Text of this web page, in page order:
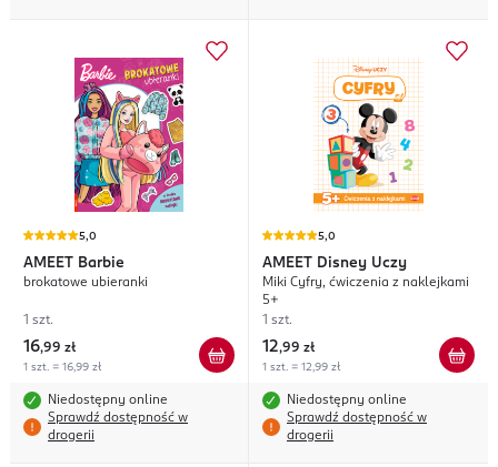
5,0
AMEET Barbie
brokatowe ubieranki
1 szt.
16,99 zł
1 szt. = 16,99 zł
Niedostępny online
Sprawdź dostępność w
drogerii
5,0
AMEET Disney Uczy
Miki Cyfry, ćwiczenia z naklejkami
5+
1 szt.
12,99 zł
1 szt. = 12,99 zł
Niedostępny online
Sprawdź dostępność w
drogerii